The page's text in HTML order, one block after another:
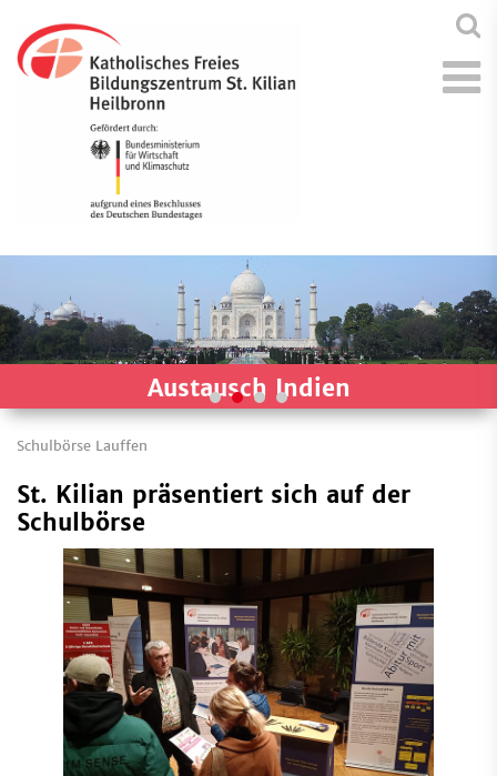
Austausch Indien
Schulbörse Lauffen
St. Kilian präsentiert sich auf der
Schulbörse